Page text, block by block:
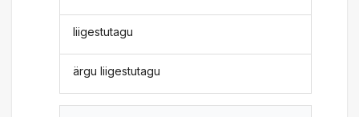
liigestutagu
ärgu liigestutagu